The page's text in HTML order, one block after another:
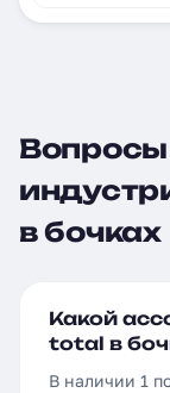
Вопросы
в бочках
Какой
total в
В наличии 1